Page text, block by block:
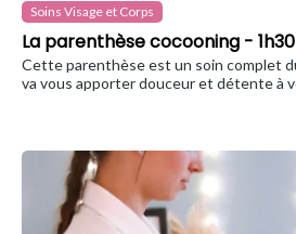
Soins Visage et Corps
La parenthèse cocooning - 1h30
Cette parenthèse est un soin complet
va vous apporter douceur et détente à